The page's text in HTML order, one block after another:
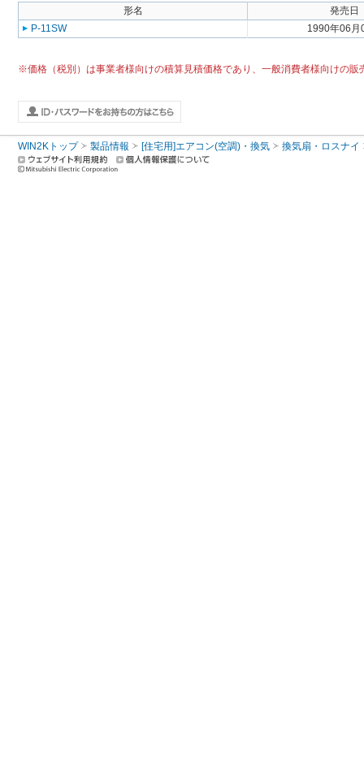
形名
発売日
P-11SW
1990年06月
※価格（税別）は事業者様向けの積算見積価格であり、一般消費者様向けの販
WIN2Kトップ 製品情報 [住宅用]エアコン(空調)・換気 換気扇・ロスナイ